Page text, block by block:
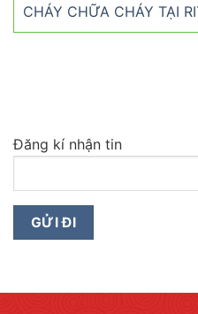
CHÁY CHỮA CHÁY TẠI
Đăng kí nhận tin